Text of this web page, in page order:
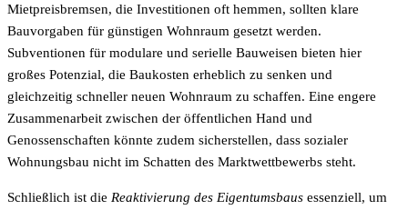
Mietpreisbremsen, die Investitionen oft hemmen, sollten klare
Bauvorgaben für günstigen Wohnraum gesetzt werden.
Subventionen für modulare und serielle Bauweisen bieten hier
großes Potenzial, die Baukosten erheblich zu senken und
gleichzeitig schneller neuen Wohnraum zu schaffen. Eine engere
Zusammenarbeit zwischen der öffentlichen Hand und
Genossenschaften könnte zudem sicherstellen, dass sozialer
Wohnungsbau nicht im Schatten des Marktwettbewerbs steht.
Schließlich ist die Reaktivierung des Eigentumsbaus essenziell, um